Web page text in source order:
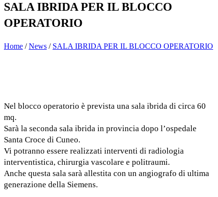
SALA IBRIDA PER IL BLOCCO
OPERATORIO
Home /News / SALA IBRIDA PER IL BLOCCO OPERATORIO
Nel blocco operatorio è prevista una sala ibrida di circa 60
mq.
Sarà la seconda sala ibrida in provincia dopo l’ospedale
Santa Croce di Cuneo.
Vi potranno essere realizzati interventi di radiologia
interventistica, chirurgia vascolare e politraumi.
Anche questa sala sarà allestita con un angiografo di ultima
generazione della Siemens.